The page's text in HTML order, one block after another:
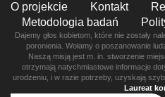
O projekcie Kontakt
Metodologia badań
Dajemy głos kobietom, które nie zostały
poronienia. Wołamy o poszanowanie
Naszą misją jest m. in. stworzenie
otrzymają natychmiastowe informacje
urodzeniu, i w razie potrzeby, uzyskają
Laureat